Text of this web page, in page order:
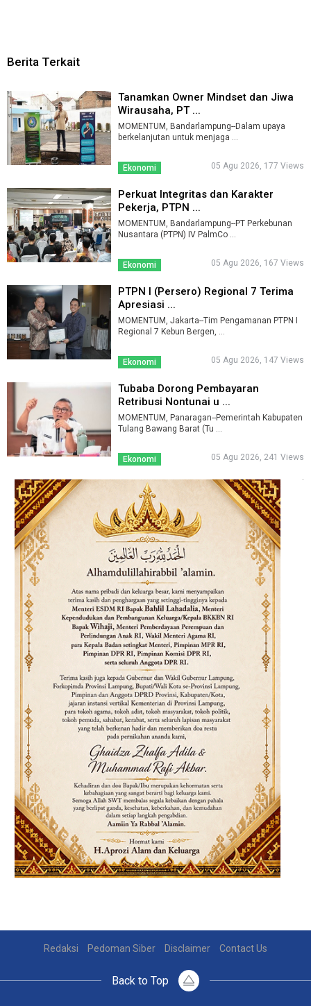
Berita Terkait
Tanamkan Owner Mindset dan Jiwa
Wirausaha, PT ...
MOMENTUM, Bandarlampung--Dalam upaya
Ekonomi 05 Agu 2026, 177 Views
Perkuat Integritas dan Karakter
Pekerja, PTPN ...
MOMENTUM, Bandarlampung--PT Perkebunan
Nusantara (PTPN) IV PalmCo ...
Ekonomi 05 Agu 2026, 167 Views
PTPN I (Persero) Regional 7 Terima
Apresiasi ...
MOMENTUM, Jakarta--Tim Pengamanan PTPN I
Regional 7 Kebun Bergen, ...
Ekonomi 05 Agu 2026, 147 Views
Tubaba Dorong Pembayaran
Retribusi Nontunai u ...
MOMENTUM, Panaragan--Pemerintah Kabupaten
Tulang Bawang Barat (Tu ...
Ekonomi 05 Agu 2026, 241 Views
Redaksi Pedoman Siber Disclaimer Contact Us
Back to Top